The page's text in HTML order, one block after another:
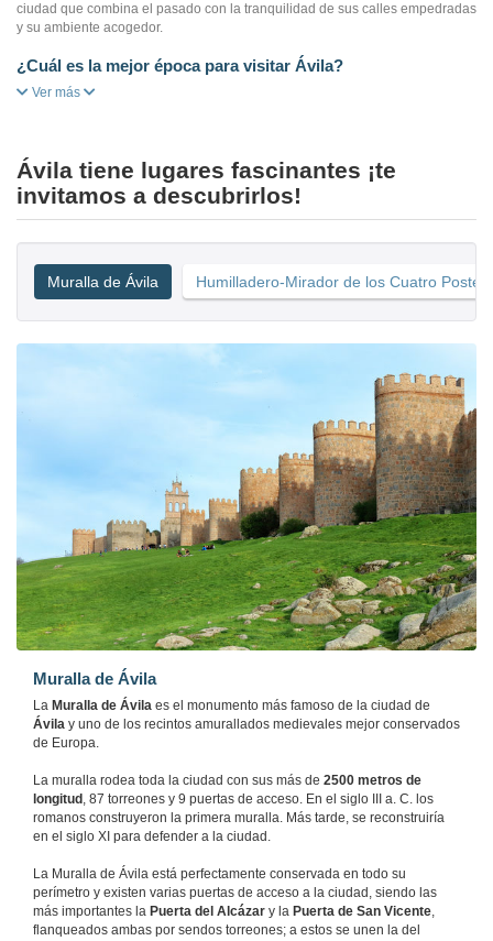
ciudad que combina el pasado con la tranquilidad de sus calles empedradas
y su ambiente acogedor.
¿Cuál es la mejor época para visitar Ávila?
Ver más
Ávila tiene lugares fascinantes ¡te
invitamos a descubrirlos!
Muralla de Ávila Humilladero-Mirador de los Cuatro Postes
Muralla de Ávila
La Muralla de Ávila es el monumento más famoso de la ciudad de
Ávila y uno de los recintos amurallados medievales mejor conservados
de Europa.
La muralla rodea toda la ciudad con sus más de 2500 metros de
longitud, 87 torreones y 9 puertas de acceso. En el siglo III a. C. los
romanos construyeron la primera muralla. Más tarde, se reconstruiría
en el siglo XI para defender a la ciudad.
La Muralla de Ávila está perfectamente conservada en todo su
perímetro y existen varias puertas de acceso a la ciudad, siendo las
más importantes la Puerta del Alcázar y la Puerta de San Vicente,
flanqueados ambas por sendos torreones; a estos se unen la del